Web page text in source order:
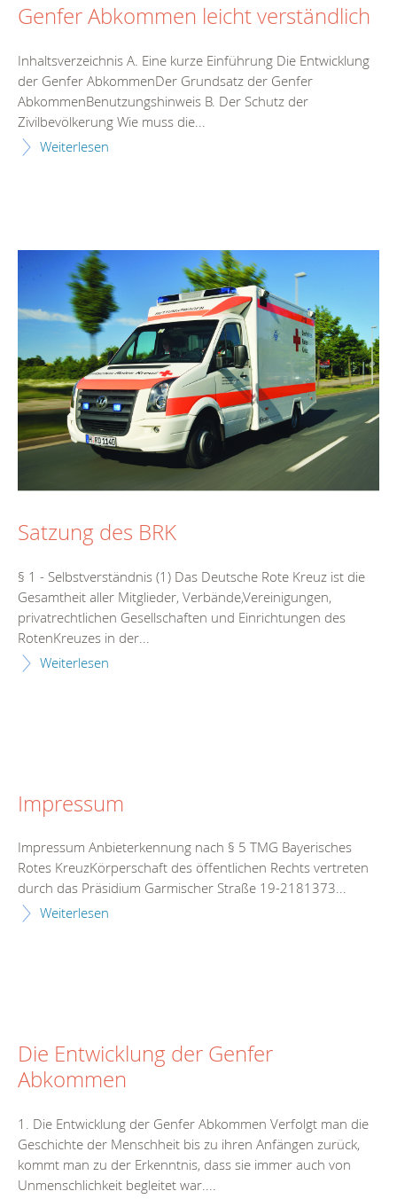
Genfer Abkommen leicht verständlich
Inhaltsverzeichnis A. Eine kurze Einführung Die Entwicklung
der Genfer AbkommenDer Grundsatz der Genfer
AbkommenBenutzungshinweis B. Der Schutz der
Zivilbevölkerung Wie muss die...
Weiterlesen
Satzung des BRK
§ 1 - Selbstverständnis (1) Das Deutsche Rote Kreuz ist die
Gesamtheit aller Mitglieder, Verbände,Vereinigungen,
privatrechtlichen Gesellschaften und Einrichtungen des
RotenKreuzes in der...
Weiterlesen
Impressum
Impressum Anbieterkennung nach § 5 TMG Bayerisches
Rotes KreuzKörperschaft des öffentlichen Rechts vertreten
durch das Präsidium Garmischer Straße 19-2181373...
Weiterlesen
Die Entwicklung der Genfer
Abkommen
1. Die Entwicklung der Genfer Abkommen Verfolgt man die
Geschichte der Menschheit bis zu ihren Anfängen zurück,
kommt man zu der Erkenntnis, dass sie immer auch von
Unmenschlichkeit begleitet war....